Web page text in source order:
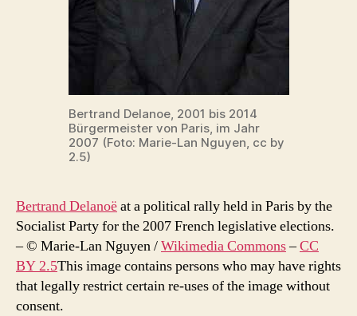
Bertrand Delanoe, 2001 bis 2014
Bürgermeister von Paris, im Jahr
2007 (Foto: Marie-Lan Nguyen, cc by
2.5)
Bertrand Delanoëat a political rally held in Paris by the
Socialist Party for the 2007 French legislative elections.
–© Marie-Lan Nguyen /Wikimedia Commons–CC
BY 2.5This image contains persons who may have rights
that legally restrict certain re-uses of the image without
consent.